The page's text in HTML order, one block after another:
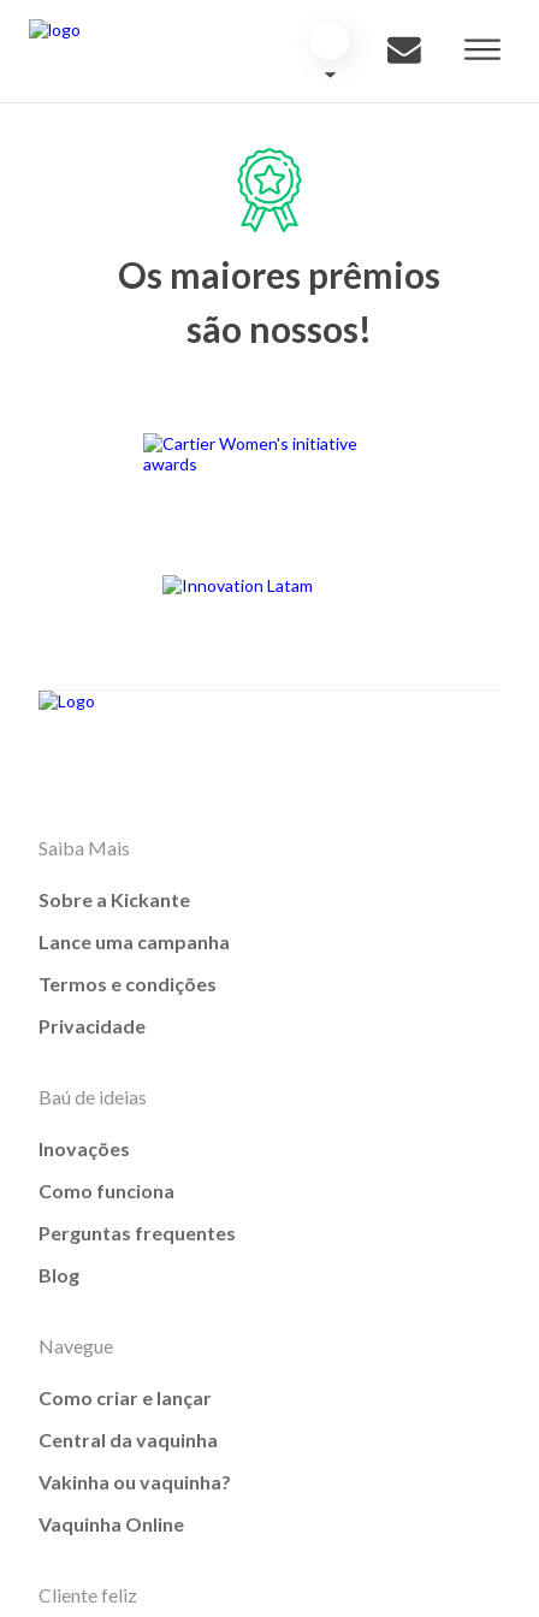
Os maiores prêmios
são nossos!
Saiba Mais
Sobre a Kickante
Lance uma campanha
Termos e condições
Privacidade
Baú de ideias
Inovações
Como funciona
Perguntas frequentes
Blog
Navegue
Como criar e lançar
Central da vaquinha
Vakinha ou vaquinha?
Vaquinha Online
Cliente feliz